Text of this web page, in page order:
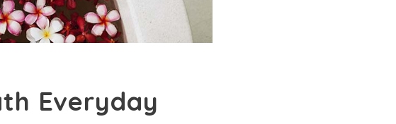
Everyday